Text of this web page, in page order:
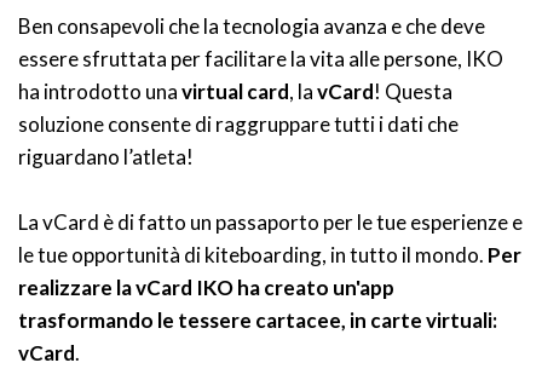
Ben consapevoli che la tecnologia avanza e che deve
essere sfruttata per facilitare la vita alle persone, IKO
ha introdotto unavirtual card, lavCard! Questa
soluzione consente di raggruppare tutti i dati che
riguardano l’atleta!
La vCard è di fatto un passaporto per le tue esperienze e
le tue opportunità di kiteboarding, in tutto il mondo. Per
realizzare la vCard IKO ha creato un'app
trasformando le tessere cartacee, in carte virtuali:
vCard.